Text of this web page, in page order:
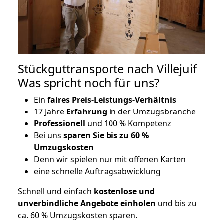
Stückguttransporte nach Villejuif
Was spricht noch für uns?
Ein faires Preis-Leistungs-Verhältnis
17 Jahre Erfahrung in der Umzugsbranche
Professionell und 100 % Kompetenz
Bei uns sparen Sie bis zu 60 %
Umzugskosten
Denn wir spielen nur mit offenen Karten
eine schnelle Auftragsabwicklung
Schnell und einfach kostenlose und
unverbindliche Angebote einholen und bis zu
ca. 60 % Umzugskosten sparen.